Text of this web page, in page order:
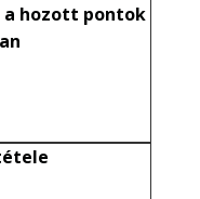
a hozott pontok